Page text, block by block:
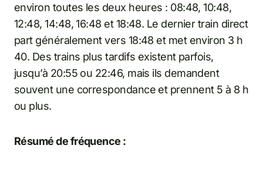
environ toutes les deux heures : 08:48, 10:48,
12:48, 14:48, 16:48 et 18:48. Le dernier train direct
part généralement vers 18:48 et met environ 3 h
40. Des trains plus tardifs existent parfois,
jusqu’à 20:55 ou 22:46, mais ils demandent
souvent une correspondance et prennent 5 à 8 h
ou plus.
Résumé de fréquence :